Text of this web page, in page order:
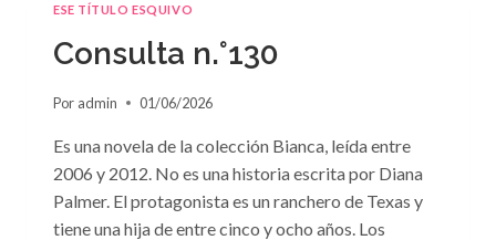
ESE TÍTULO ESQUIVO
Consulta n.°130
Por admin 01/06/2026
Es una novela de la colección Bianca, leída entre
2006 y 2012. No es una historia escrita por Diana
Palmer. El protagonista es un ranchero de Texas y
tiene una hija de entre cinco y ocho años. Los